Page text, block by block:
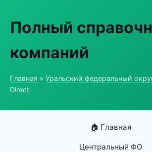
Полный
компаний
Главная » Уральский федеральный
Direct
🏠 Главная
Центральный ФО